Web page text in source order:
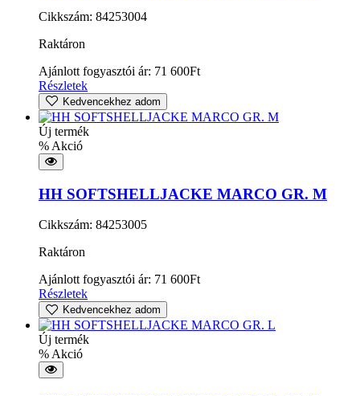
Cikkszám: 84253004
Raktáron
Ajánlott fogyasztói ár: 71 600Ft
Részletek
Kedvencekhez adom
Új termék
% Akció
HH SOFTSHELLJACKE MARCO GR. M
Cikkszám: 84253005
Raktáron
Ajánlott fogyasztói ár: 71 600Ft
Részletek
Kedvencekhez adom
Új termék
% Akció